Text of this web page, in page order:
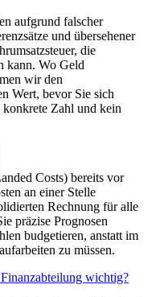
aufgrund falscher
und übersehener
die
kann. Wo Geld
wir den
Wert, bevor Sie sich
konkrete Zahl und kein
Costs) bereits vor
an einer Stelle
Rechnung für alle
präzise Prognosen
budgetieren, anstatt im
zu müssen.
wichtig?